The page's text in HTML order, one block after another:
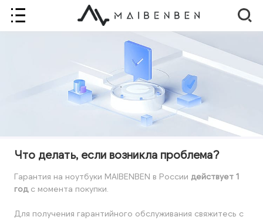
Что делать, если возникла проблема?
Гарантия на ноутбуки MAIBENBEN в России действует 1
годс момента покупки.
Для получения гарантийного обслуживания свяжитесь с